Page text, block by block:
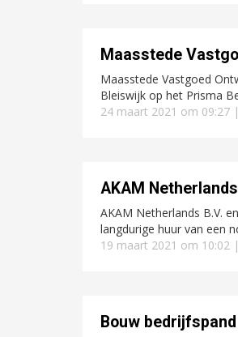
Maasstede
Maasstede Vastgoed
Bleiswijk op het Prisma
24 maart 2021 om 09:27 |
AKAM
AKAM Netherlands B.V.
langdurige huur van een
19 maart 2021 om 10:02 |
Bouw